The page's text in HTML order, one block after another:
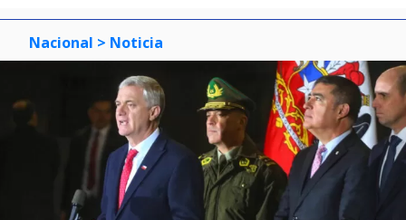
Nacional > Noticia